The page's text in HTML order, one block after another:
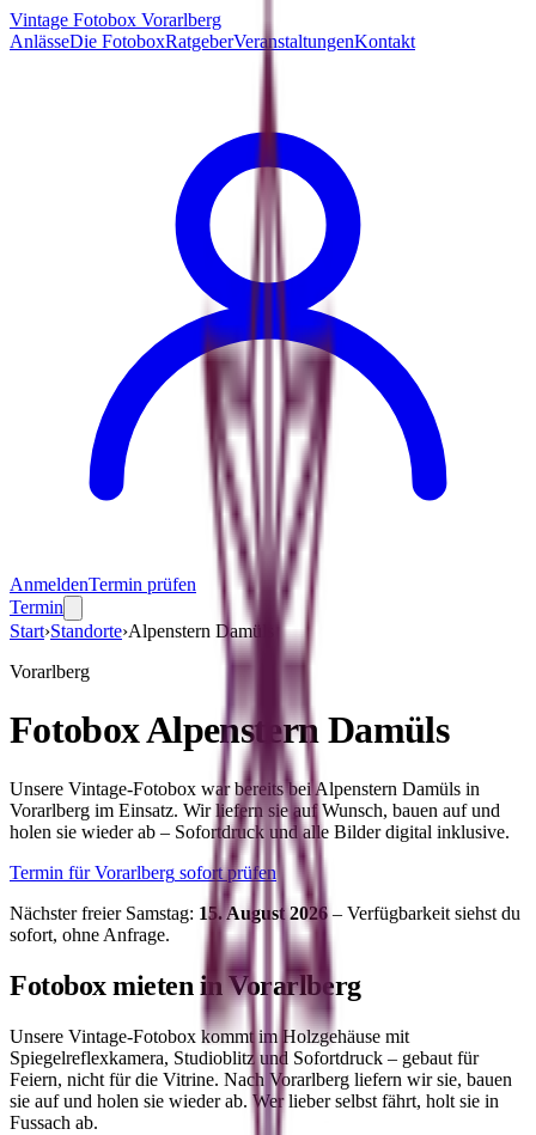
Vintage Fotobox Vorarlberg
AnlässeDie FotoboxRatgeberVeranstaltungenKontakt
AnmeldenTermin prüfen
Termin
Start›Standorte›Alpenstern Damüls
Vorarlberg
FotoboxAlpenstern Damüls
Unsere Vintage-Fotobox war bereits bei Alpenstern Damüls in
Vorarlberg im Einsatz. Wir liefern sie auf Wunsch, bauen auf und
holen sie wieder ab – Sofortdruck und alle Bilder digital inklusive.
Termin fürVorarlberg sofort prüfen
Nächster freier Samstag: 15. August 2026 – Verfügbarkeit siehst du
sofort, ohne Anfrage.
Fotobox mieten inVorarlberg
Unsere Vintage-Fotobox kommt im Holzgehäuse mit
Spiegelreflexkamera, Studioblitz und Sofortdruck – gebaut für
Feiern, nicht für die Vitrine. Nach Vorarlberg liefern wir sie, bauen
sie auf und holen sie wieder ab. Wer lieber selbst fährt, holt sie in
Fussach ab.